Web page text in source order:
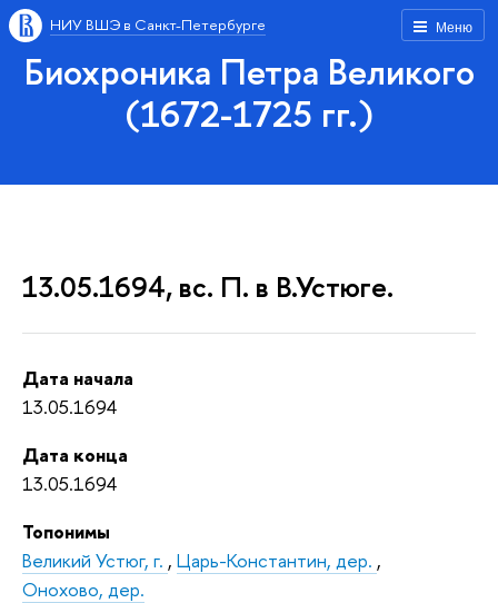
Меню
НИУ ВШЭ в Санкт-Петербурге
Биохроника Петра Великого
(1672-1725 гг.)
13.05.1694, вс. П. в В.Устюге.
Дата начала
13.05.1694
Дата конца
13.05.1694
Топонимы
Великий Устюг, г. , Царь-Константин, дер. ,
Онохово, дер.